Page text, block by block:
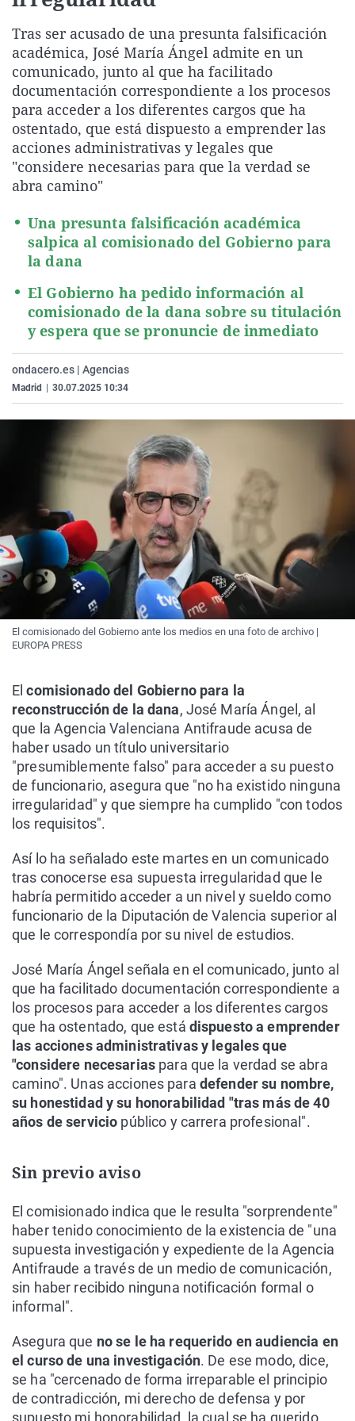
Gente viajera
Como el perro y el
Retornados
Equipo de
Operación Viuda
Galicia
La Rioja
Navarra
País Vasco
Televisión
Elecciones
Tras ser acusado de una presunta falsificación
académica, José María Ángel admite en un
comunicado, junto al que ha facilitado
documentación correspondiente a los procesos
para acceder a los diferentes cargos que ha
ostentado, que está dispuesto a emprender las
acciones administrativas y legales que
"considere necesarias para que la verdad se
abra camino"
Una presunta falsificación académica
salpica al comisionado del Gobierno para
la dana
El Gobierno ha pedido información al
comisionado de la dana sobre su titulación
y espera que se pronuncie de inmediato
ondacero.es | Agencias
Madrid 30.07.2025 10:34
El comisionado del Gobierno ante los medios en una foto de archivo |
EUROPA PRESS
El comisionado del Gobierno para la
reconstrucción de la dana, José María Ángel, al
que la Agencia Valenciana Antifraude acusa de
haber usado un título universitario
"presumiblemente falso" para acceder a su puesto
de funcionario, asegura que "no ha existido ninguna
irregularidad" y que siempre ha cumplido "con todos
los requisitos".
Así lo ha señalado este martes en un comunicado
tras conocerse esa supuesta irregularidad que le
habría permitido acceder a un nivel y sueldo como
funcionario de la Diputación de Valencia superior al
que le correspondía por su nivel de estudios.
José María Ángel señala en el comunicado, junto al
que ha facilitado documentación correspondiente a
los procesos para acceder a los diferentes cargos
que ha ostentado, que está dispuesto a emprender
las acciones administrativas y legales que
"considere necesariaspara que la verdad se abra
camino". Unas acciones para defender su nombre,
su honestidad y su honorabilidad "tras más de 40
años de servicio público y carrera profesional".
Sin previo aviso
El comisionado indica que le resulta "sorprendente"
haber tenido conocimiento de la existencia de "una
supuesta investigación y expediente de la Agencia
Antifraude a través de un medio de comunicación,
sin haber recibido ninguna notificación formal o
informal".
Asegura que no se le ha requerido en audiencia en
el curso de una investigación. De ese modo, dice,
se ha "cercenado de forma irreparable el principio
de contradicción, mi derecho de defensa y por
supuesto mi honorabilidad, la cual se ha querido